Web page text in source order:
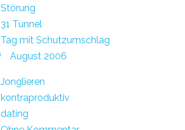
Störung
31 Tunnel
Tag mit Schutzumschlag
August 2006
Jonglieren
kontraproduktiv
dating